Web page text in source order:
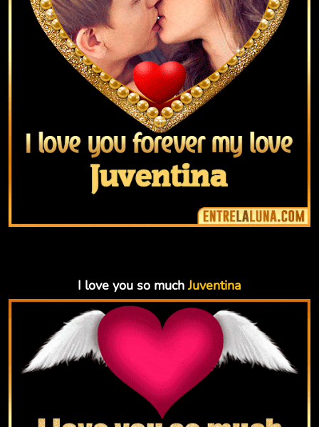
I love you so muchJuventina